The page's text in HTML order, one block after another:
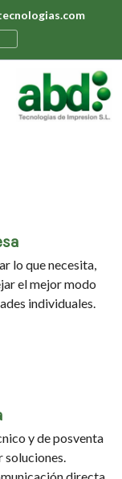
lo que necesita,
el mejor modo
individuales.
y de posventa
soluciones.